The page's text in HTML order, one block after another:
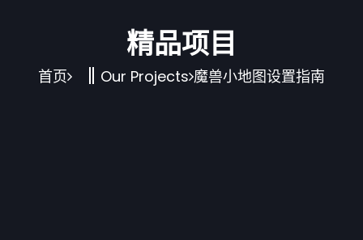
精品项目
首页 Our Projects 魔兽小地图设置指南